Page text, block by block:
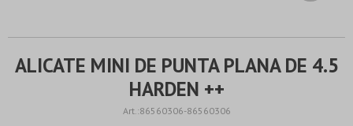
ALICATE MINI DE PUNTA PLANA DE 4.5
HARDEN ++
86560306-86560306